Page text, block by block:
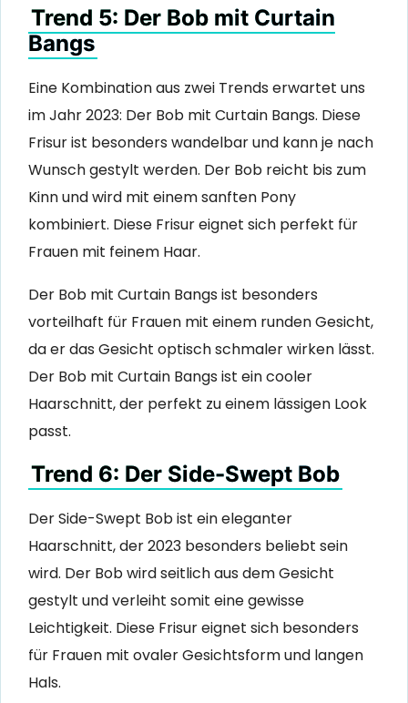
Trend 5: Der Bob mit Curtain
Bangs
Eine Kombination aus zwei Trends erwartet uns
im Jahr 2023: Der Bob mit Curtain Bangs. Diese
Frisur ist besonders wandelbar und kann je nach
Wunsch gestylt werden. Der Bob reicht bis zum
Kinn und wird mit einem sanften Pony
kombiniert. Diese Frisur eignet sich perfekt für
Frauen mit feinem Haar.
Der Bob mit Curtain Bangs ist besonders
vorteilhaft für Frauen mit einem runden Gesicht,
da er das Gesicht optisch schmaler wirken lässt.
Der Bob mit Curtain Bangs ist ein cooler
Haarschnitt, der perfekt zu einem lässigen Look
passt.
Trend 6: Der Side-Swept Bob
Der Side-Swept Bob ist ein eleganter
Haarschnitt, der 2023 besonders beliebt sein
wird. Der Bob wird seitlich aus dem Gesicht
gestylt und verleiht somit eine gewisse
Leichtigkeit. Diese Frisur eignet sich besonders
für Frauen mit ovaler Gesichtsform und langen
Hals.